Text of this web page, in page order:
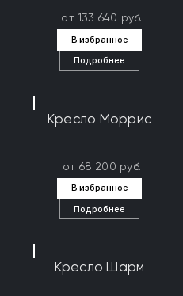
от 133 640 руб.
В избранное
Подробнее
Кресло Моррис
от 68 200 руб.
В избранное
Подробнее
Кресло Шарм